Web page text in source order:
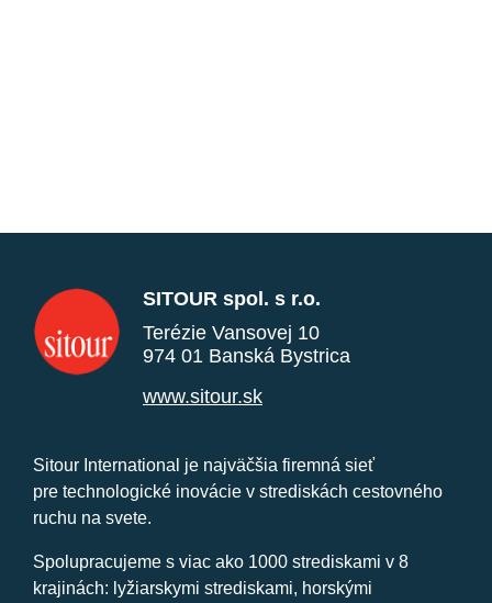
SITOUR spol. s r.o.
Terézie Vansovej 10
974 01 Banská Bystrica
www.sitour.sk
Sitour International je najväčšia firemná sieť
pre technologické inovácie v strediskách cestovného
ruchu na svete.
Spolupracujeme s viac ako 1000 strediskami v 8
krajinách: lyžiarskymi strediskami, horskými